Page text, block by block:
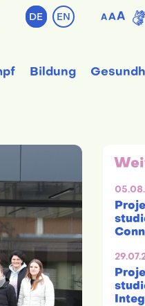
DE EN A AA
Bildung